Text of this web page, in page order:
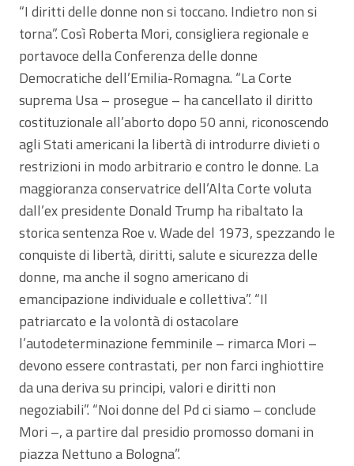
“I diritti delle donne non si toccano. Indietro non si
torna”. Così Roberta Mori, consigliera regionale e
portavoce della Conferenza delle donne
Democratiche dell’Emilia-Romagna. “La Corte
suprema Usa – prosegue – ha cancellato il diritto
costituzionale all’aborto dopo 50 anni, riconoscendo
agli Stati americani la libertà di introdurre divieti o
restrizioni in modo arbitrario e contro le donne. La
maggioranza conservatrice dell’Alta Corte voluta
dall’ex presidente Donald Trump ha ribaltato la
storica sentenza Roe v. Wade del 1973, spezzando le
conquiste di libertà, diritti, salute e sicurezza delle
donne, ma anche il sogno americano di
emancipazione individuale e collettiva”. “Il
patriarcato e la volontà di ostacolare
l’autodeterminazione femminile – rimarca Mori –
devono essere contrastati, per non farci inghiottire
da una deriva su principi, valori e diritti non
negoziabili”. “Noi donne del Pd ci siamo – conclude
Mori –, a partire dal presidio promosso domani in
piazza Nettuno a Bologna”.